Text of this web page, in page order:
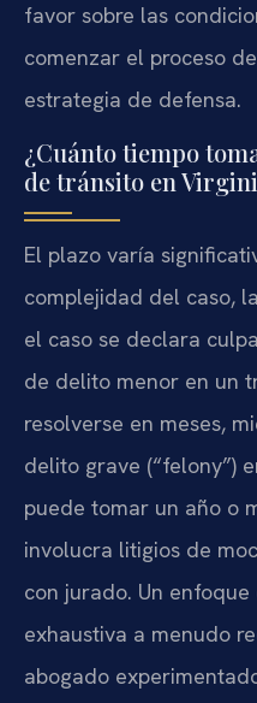
favor sobre las
comenzar el proceso
estrategia de defensa.
¿Cuánto tiempo
de tránsito en
El plazo varía
complejidad del caso,
el caso se declara
de delito menor en un
resolverse en meses,
delito grave (“felony”)
puede tomar un año o
involucra litigios de
con jurado. Un
exhaustiva a menudo
abogado